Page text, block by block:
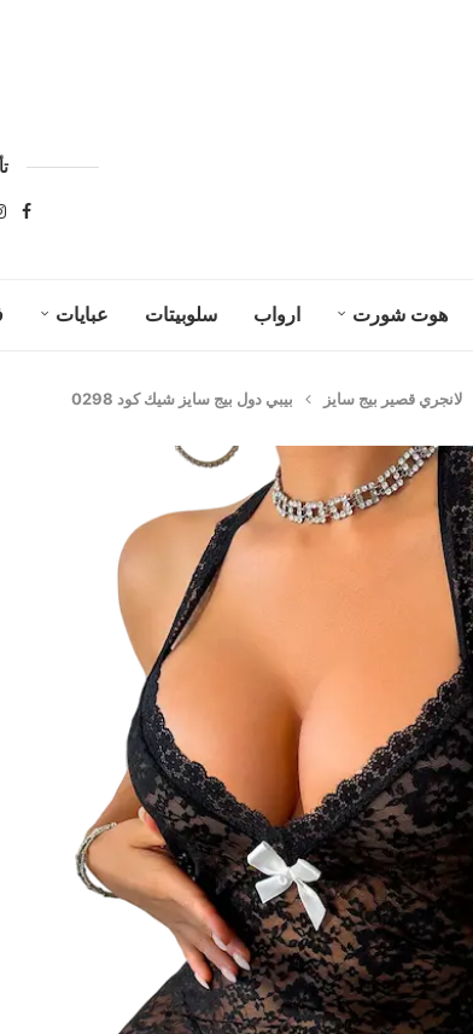
هوت شورت ارواب سلوبيتات عبايات
لانجري قصير بيج سايز بيبي دول بيج سايز شيك كود 0298